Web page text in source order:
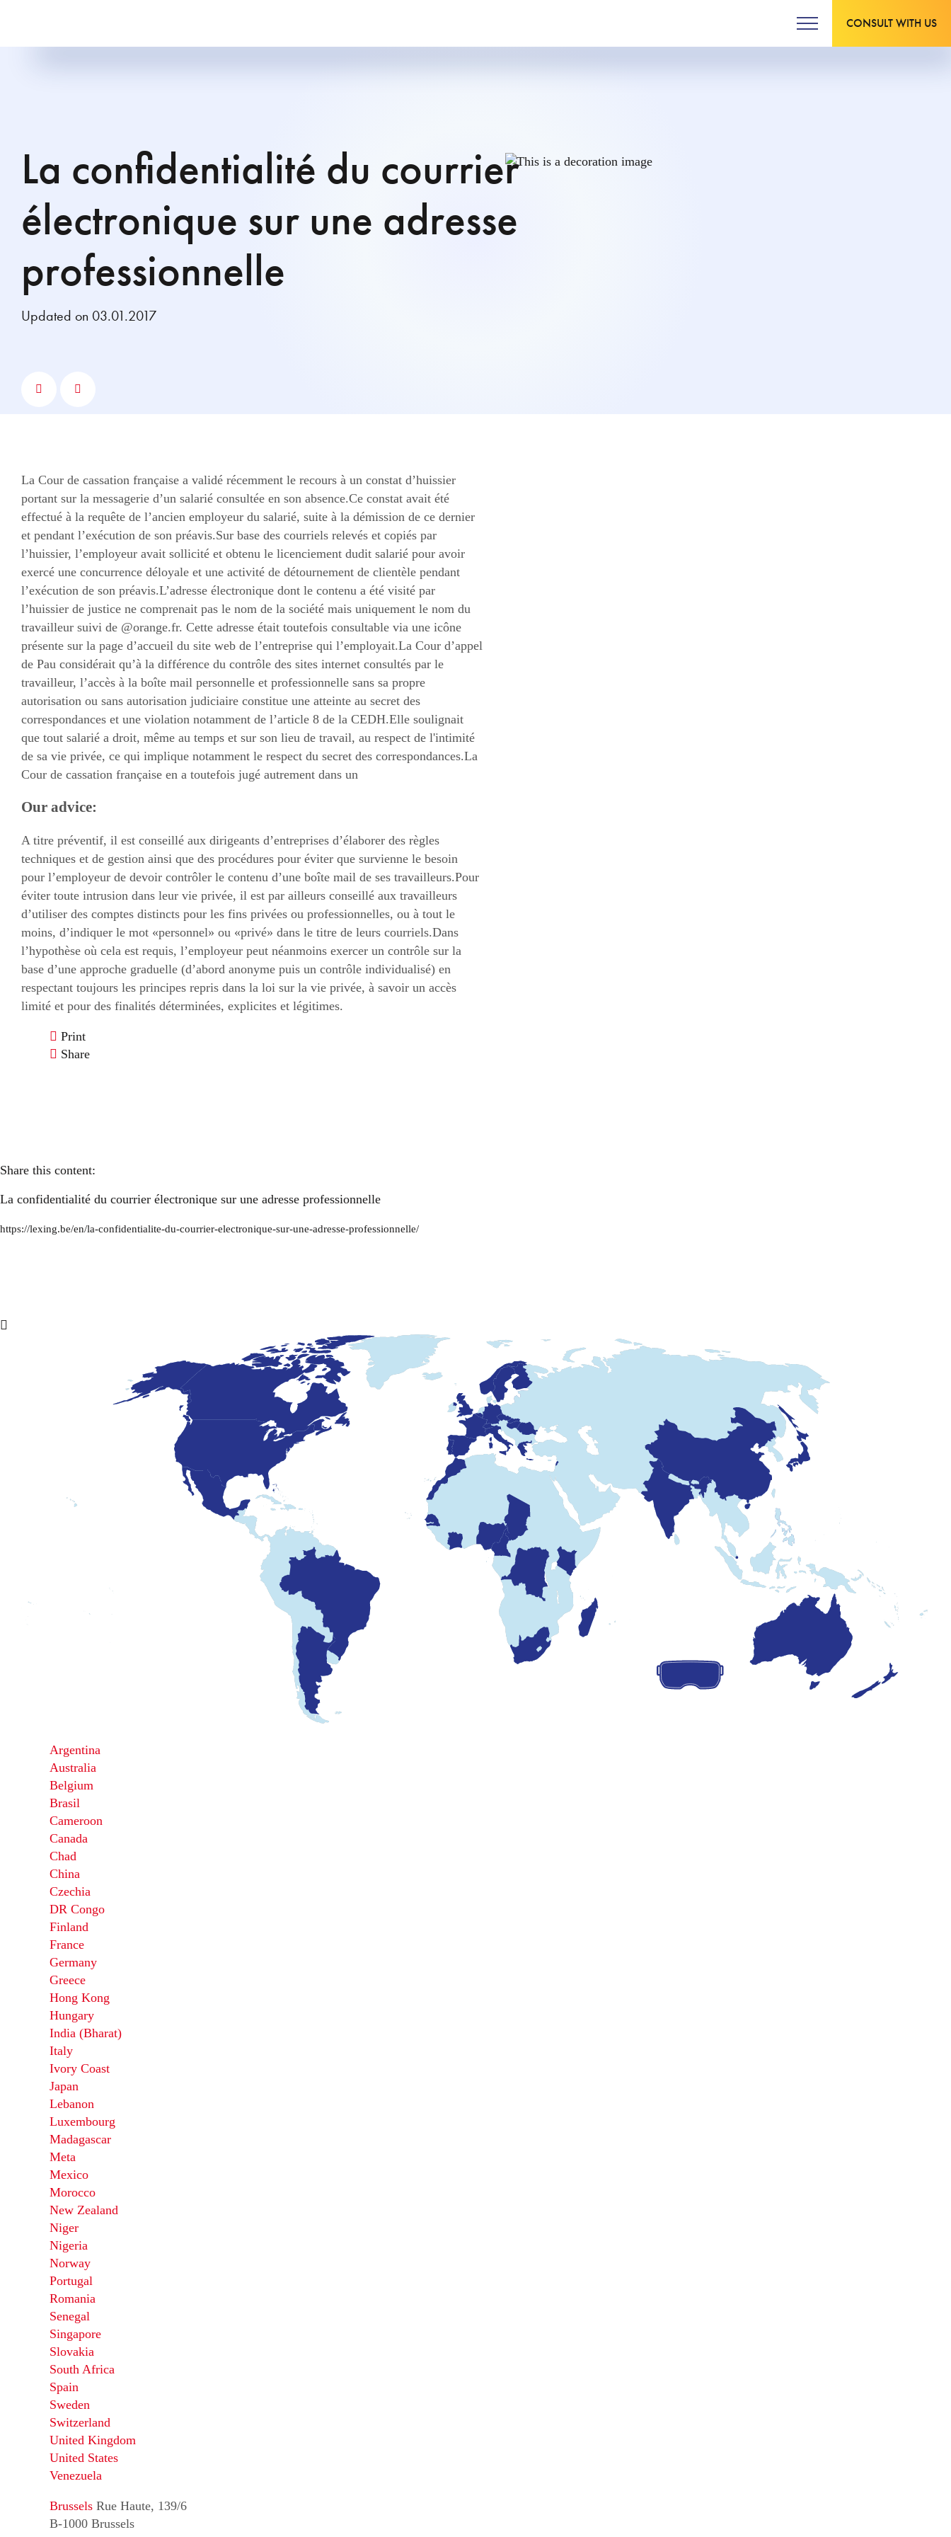
CONSULT WITH US
La confidentialité du courrier
électronique sur une adresse
professionnelle
Updated on 03.01.2017
La Cour de cassation française a validé récemment le recours à un constat d’huissier
portant sur la messagerie d’un salarié consultée en son absence.Ce constat avait été
effectué à la requête de l’ancien employeur du salarié, suite à la démission de ce dernier
et pendant l’exécution de son préavis.Sur base des courriels relevés et copiés par
l’huissier, l’employeur avait sollicité et obtenu le licenciement dudit salarié pour avoir
exercé une concurrence déloyale et une activité de détournement de clientèle pendant
l’exécution de son préavis.L’adresse électronique dont le contenu a été visité par
l’huissier de justice ne comprenait pas le nom de la société mais uniquement le nom du
travailleur suivi de @orange.fr. Cette adresse était toutefois consultable via une icône
présente sur la page d’accueil du site web de l’entreprise qui l’employait.La Cour d’appel
de Pau considérait qu’à la différence du contrôle des sites internet consultés par le
travailleur, l’accès à la boîte mail personnelle et professionnelle sans sa propre
autorisation ou sans autorisation judiciaire constitue une atteinte au secret des
correspondances et une violation notamment de l’article 8 de la CEDH.Elle soulignait
que tout salarié a droit, même au temps et sur son lieu de travail, au respect de l'intimité
de sa vie privée, ce qui implique notamment le respect du secret des correspondances.La
Cour de cassation française en a toutefois jugé autrement dans un
Our advice:
A titre préventif, il est conseillé aux dirigeants d’entreprises d’élaborer des règles
techniques et de gestion ainsi que des procédures pour éviter que survienne le besoin
pour l’employeur de devoir contrôler le contenu d’une boîte mail de ses travailleurs.Pour
éviter toute intrusion dans leur vie privée, il est par ailleurs conseillé aux travailleurs
d’utiliser des comptes distincts pour les fins privées ou professionnelles, ou à tout le
moins, d’indiquer le mot «personnel» ou «privé» dans le titre de leurs courriels.Dans
l’hypothèse où cela est requis, l’employeur peut néanmoins exercer un contrôle sur la
base d’une approche graduelle (d’abord anonyme puis un contrôle individualisé) en
respectant toujours les principes repris dans la loi sur la vie privée, à savoir un accès
limité et pour des finalités déterminées, explicites et légitimes.
Print
Share
Share this content:
La confidentialité du courrier électronique sur une adresse professionnelle
https://lexing.be/en/la-confidentialite-du-courrier-electronique-sur-une-adresse-professionnelle/
Argentina
Australia
Belgium
Brasil
Cameroon
Canada
Chad
China
Czechia
DR Congo
Finland
France
Germany
Greece
Hong Kong
Hungary
India (Bharat)
Italy
Ivory Coast
Japan
Lebanon
Luxembourg
Madagascar
Meta
Mexico
Morocco
New Zealand
Niger
Nigeria
Norway
Portugal
Romania
Senegal
Singapore
Slovakia
South Africa
Spain
Sweden
Switzerland
United Kingdom
United States
Venezuela
Brussels Rue Haute, 139/6
B-1000 Brussels